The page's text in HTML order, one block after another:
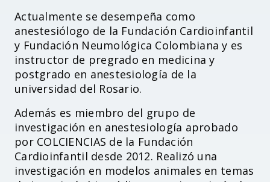
Accesibilidad
Actualmente se desempeña como
anestesiólogo de la Fundación Cardioinfantil
y Fundación Neumológica Colombiana y es
instructor de pregrado en medicina y
postgrado en anestesiología de la
universidad del Rosario.
Además es miembro del grupo de
investigación en anestesiología aprobado
por COLCIENCIAS de la Fundación
Cardioinfantil desde 2012. Realizó una
investigación en modelos animales en temas